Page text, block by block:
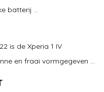
batterij ...
is de Xperia 1 IV
en fraai vormgegeven ...